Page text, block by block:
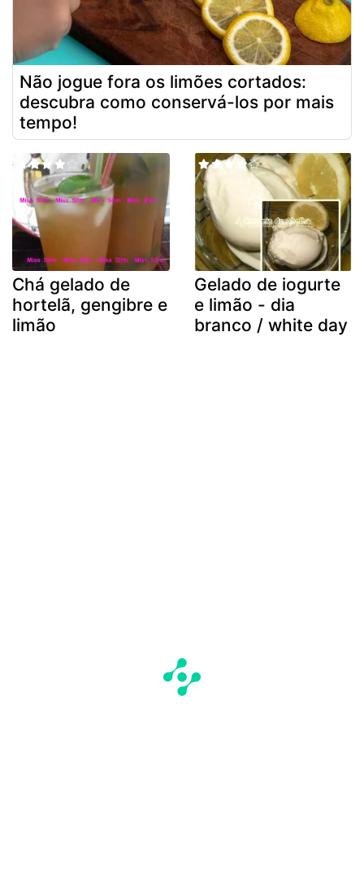
Não jogue fora os limões cortados:
descubra como conservá-los por mais
tempo!
Chá gelado de
hortelã, gengibre e
limão
Gelado de iogurte
e limão - dia
branco / white day